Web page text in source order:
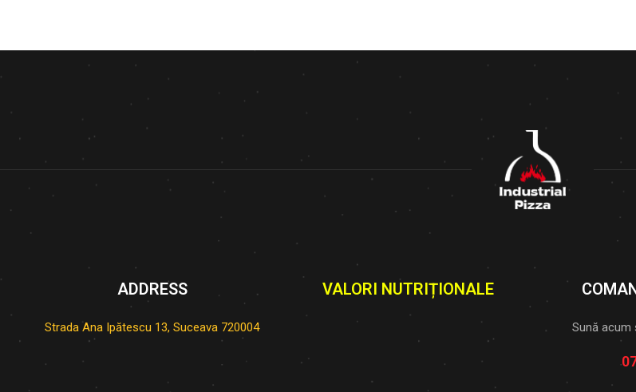
ADDRESS
Strada Ana Ipătescu 13, Suceava 720004
VALORI NUTRIȚIONALE
Sună acum